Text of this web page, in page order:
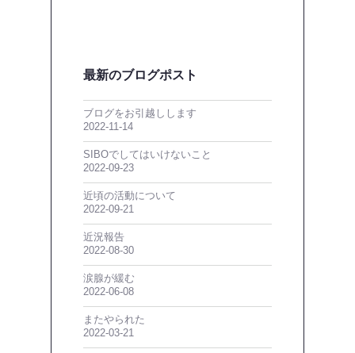
最新のブログポスト
ブログをお引越しします
2022-11-14
SIBOでしてはいけないこと
2022-09-23
近頃の活動について
2022-09-21
近況報告
2022-08-30
涙腺が緩む
2022-06-08
またやられた
2022-03-21